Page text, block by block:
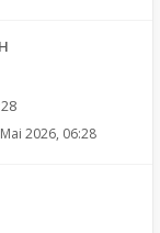
2026, 06:28